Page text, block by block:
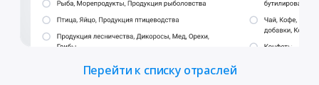
Перейти к списку отраслей